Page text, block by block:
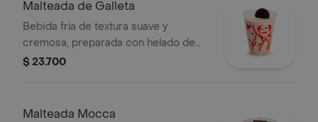
Malteada de Galleta
Bebida fría de textura suave y
cremosa, preparada con helado de
café, leche y galleta oreo.
$ 23.700
Malteada Mocca